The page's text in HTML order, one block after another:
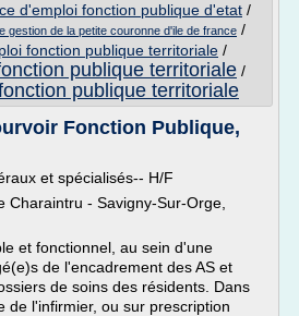
d'emploi fonction publique d'etat /
gestion de la petite couronne d'ile de france /
fonction publique territoriale /
publique territoriale /
publique territoriale
Fonction Publique,
et spécialisés-- H/F
Charaintru - Savigny-Sur-Orge,
et fonctionnel, au sein d'une
de l'encadrement des AS et
de soins des résidents. Dans
de l'infirmier, ou sur prescription